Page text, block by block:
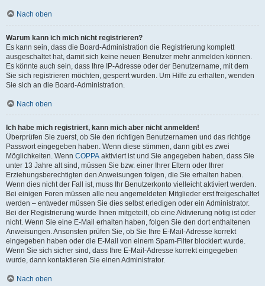
Nach oben
Warum kann ich mich nicht registrieren?
Es kann sein, dass die Board-Administration die Registrierung komplett
ausgeschaltet hat, damit sich keine neuen Benutzer mehr anmelden können.
Es könnte auch sein, dass Ihre IP-Adresse oder der Benutzername, mit dem
Sie sich registrieren möchten, gesperrt wurden. Um Hilfe zu erhalten, wenden
Sie sich an die Board-Administration.
Nach oben
Ich habe mich registriert, kann mich aber nicht anmelden!
Überprüfen Sie zuerst, ob Sie den richtigen Benutzernamen und das richtige
Passwort eingegeben haben. Wenn diese stimmen, dann gibt es zwei
Möglichkeiten. Wenn COPPA aktiviert ist und Sie angegeben haben, dass Sie
unter 13 Jahre alt sind, müssen Sie bzw. einer Ihrer Eltern oder Ihrer
Erziehungsberechtigten den Anweisungen folgen, die Sie erhalten haben.
Wenn dies nicht der Fall ist, muss Ihr Benutzerkonto vielleicht aktiviert werden.
Bei einigen Foren müssen alle neu angemeldeten Mitglieder erst freigeschaltet
werden – entweder müssen Sie dies selbst erledigen oder ein Administrator.
Bei der Registrierung wurde Ihnen mitgeteilt, ob eine Aktivierung nötig ist oder
nicht. Wenn Sie eine E-Mail erhalten haben, folgen Sie den dort enthaltenen
Anweisungen. Ansonsten prüfen Sie, ob Sie Ihre E-Mail-Adresse korrekt
eingegeben haben oder die E-Mail von einem Spam-Filter blockiert wurde.
Wenn Sie sich sicher sind, dass Ihre E-Mail-Adresse korrekt eingegeben
wurde, dann kontaktieren Sie einen Administrator.
Nach oben